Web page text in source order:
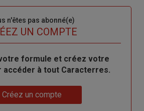
n'êtes pas abonné(e)
UN COMPTE
formule et créez votre
accéder à tout Caracterres.
Créez un compte